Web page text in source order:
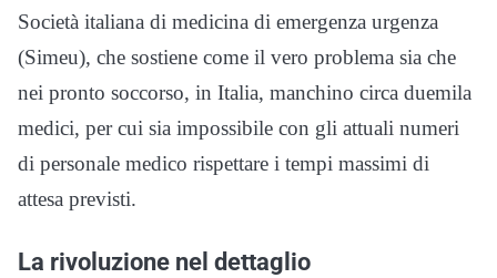
Società italiana di medicina di emergenza urgenza
(Simeu), che sostiene come il vero problema sia che
nei pronto soccorso, in Italia, manchino circa duemila
medici, per cui sia impossibile con gli attuali numeri
di personale medico rispettare i tempi massimi di
attesa previsti.
La rivoluzione nel dettaglio